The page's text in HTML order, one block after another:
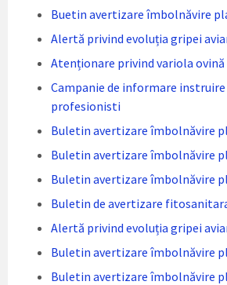
Buetin avertizare îmbolnăvire
Alertă privind evoluția gripei
Atenționare privind variola ovină
Campanie de informare
profesionisti
Buletin avertizare îmbolnăvire
Buletin avertizare îmbolnăvire
Buletin avertizare îmbolnăvire
Buletin de avertizare
Alertă privind evoluția gripei
Buletin avertizare îmbolnăvire
Buletin avertizare îmbolnăvire